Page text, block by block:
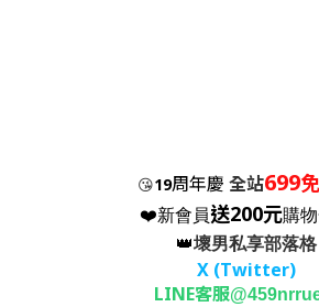
😘19周年慶 全站699
❤️新會員送200元購
👑壞男私享部落格
X (Twitter)
LINE客服